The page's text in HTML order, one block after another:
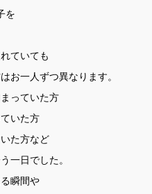
を
ていても
お一人ずつ異なります。
っていた方
いた方
た方など
一日でした。
瞬間や